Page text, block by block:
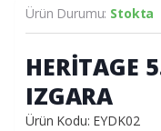
Ürün Durumu: Stokta
HERİTAGE
IZGARA
Ürün Kodu: EYDK02